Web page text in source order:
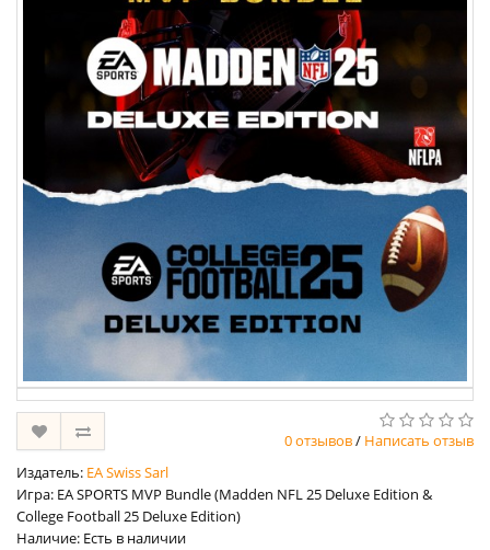
0 отзывов/ Написать отзыв
Издатель: EA Swiss Sarl
Игра: EA SPORTS MVP Bundle (Madden NFL 25 Deluxe Edition &
College Football 25 Deluxe Edition)
Наличие: Есть в наличии